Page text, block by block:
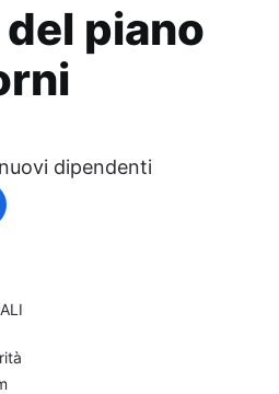
piano
dipendenti